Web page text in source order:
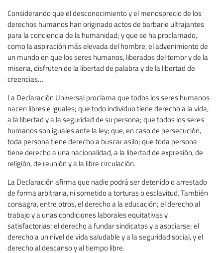
Considerando que el desconocimiento y el menosprecio de los
derechos humanos han originado actos de barbarie ultrajantes
para la conciencia de la humanidad; y que se ha proclamado,
como la aspiración más elevada del hombre, el advenimiento de
un mundo en que los seres humanos, liberados del temor y de la
miseria, disfruten de la libertad de palabra y de la libertad de
creencias…
La Declaración Universal proclama que todos los seres humanos
nacen libres e iguales; que todo individuo tiene derecho a la vida,
a la libertad y a la seguridad de su persona; que todos los seres
humanos son iguales ante la ley; que, en caso de persecución,
toda persona tiene derecho a buscar asilo; que toda persona
tiene derecho a una nacionalidad, a la libertad de expresión, de
religión, de reunión y a la libre circulación.
La Declaración afirma que nadie podrá ser detenido o arrestado
de forma arbitraria, ni sometido a torturas o esclavitud. También
consagra, entre otros, el derecho a la educación; el derecho al
trabajo y a unas condiciones laborales equitativas y
satisfactorias; el derecho a fundar sindicatos y a asociarse; el
derecho a un nivel de vida saludable y a la seguridad social, y el
derecho al descanso y al tiempo libre.